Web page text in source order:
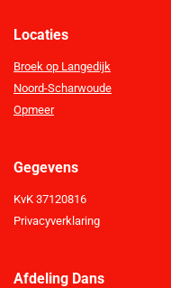
Locaties
Broek op Langedijk
Noord-Scharwoude
Opmeer
Gegevens
KvK 37120816
Privacyverklaring
Afdeling Dans